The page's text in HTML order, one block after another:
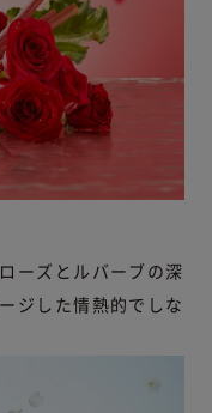
ーズとルバーブの深
ジした情熱的でしな